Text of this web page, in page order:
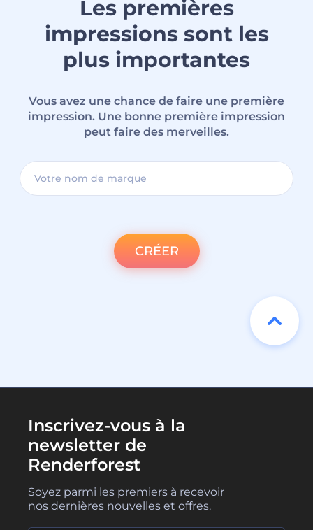
Les premières
impressions sont les
plus importantes
Vous avez une chance de faire une première
impression. Une bonne première impression
peut faire des merveilles.
CRÉER
Inscrivez-vous à la
newsletter de
Renderforest
Soyez parmi les premiers à recevoir
nos dernières nouvelles et offres.